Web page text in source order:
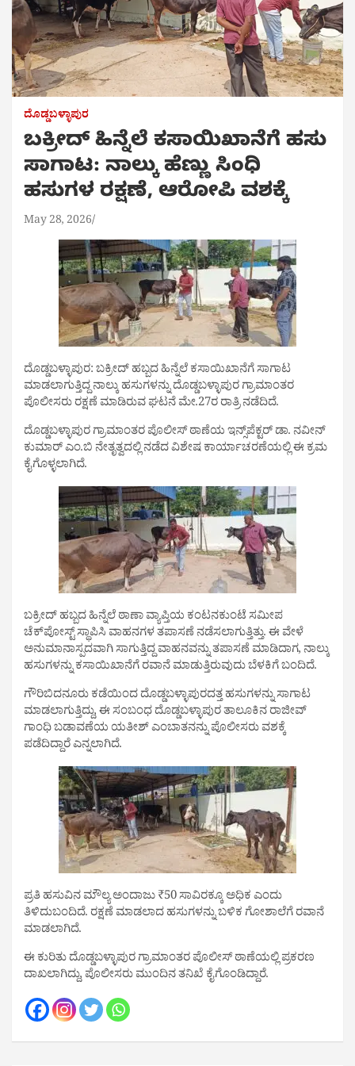
ದೊಡ್ಡಬಳ್ಳಾಪುರ
ಬಕ್ರೀದ್ ಹಿನ್ನೆಲೆ ಕಸಾಯಿಖಾನೆಗೆ ಹಸು
ಸಾಗಾಟ: ನಾಲ್ಕು ಹೆಣ್ಣು ಸಿಂಧಿ
ಹಸುಗಳ ರಕ್ಷಣೆ, ಆರೋಪಿ ವಶಕ್ಕೆ
May 28, 2026
ದೊಡ್ಡಬಳ್ಳಾಪುರ: ಬಕ್ರೀದ್ ಹಬ್ಬದ ಹಿನ್ನೆಲೆ ಕಸಾಯಿಖಾನೆಗೆ ಸಾಗಾಟ
ಮಾಡಲಾಗುತ್ತಿದ್ದ ನಾಲ್ಕು ಹಸುಗಳನ್ನು ದೊಡ್ಡಬಳ್ಳಾಪುರ ಗ್ರಾಮಾಂತರ
ಪೊಲೀಸರು ರಕ್ಷಣೆ ಮಾಡಿರುವ ಘಟನೆ ಮೇ.27ರ ರಾತ್ರಿ ನಡೆದಿದೆ.
ದೊಡ್ಡಬಳ್ಳಾಪುರ ಗ್ರಾಮಾಂತರ ಪೊಲೀಸ್ ಠಾಣೆಯ ಇನ್ಸ್‌ಪೆಕ್ಟರ್ ಡಾ. ನವೀನ್
ಕುಮಾರ್ ಎಂ.ಬಿ ನೇತೃತ್ವದಲ್ಲಿ ನಡೆದ ವಿಶೇಷ ಕಾರ್ಯಾಚರಣೆಯಲ್ಲಿ ಈ ಕ್ರಮ
ಕೈಗೊಳ್ಳಲಾಗಿದೆ.
ಬಕ್ರೀದ್ ಹಬ್ಬದ ಹಿನ್ನೆಲೆ ಠಾಣಾ ವ್ಯಾಪ್ತಿಯ ಕಂಟನಕುಂಟೆ ಸಮೀಪ
ಚೆಕ್‌ಪೋಸ್ಟ್ ಸ್ಥಾಪಿಸಿ ವಾಹನಗಳ ತಪಾಸಣೆ ನಡೆಸಲಾಗುತ್ತಿತ್ತು. ಈ ವೇಳೆ
ಅನುಮಾನಾಸ್ಪದವಾಗಿ ಸಾಗುತ್ತಿದ್ದ ವಾಹನವನ್ನು ತಪಾಸಣೆ ಮಾಡಿದಾಗ, ನಾಲ್ಕು
ಹಸುಗಳನ್ನು ಕಸಾಯಿಖಾನೆಗೆ ರವಾನೆ ಮಾಡುತ್ತಿರುವುದು ಬೆಳಕಿಗೆ ಬಂದಿದೆ.
ಗೌರಿಬಿದನೂರು ಕಡೆಯಿಂದ ದೊಡ್ಡಬಳ್ಳಾಪುರದತ್ತ ಹಸುಗಳನ್ನು ಸಾಗಾಟ
ಮಾಡಲಾಗುತ್ತಿದ್ದು, ಈ ಸಂಬಂಧ ದೊಡ್ಡಬಳ್ಳಾಪುರ ತಾಲೂಕಿನ ರಾಜೀವ್
ಗಾಂಧಿ ಬಡಾವಣೆಯ ಯತೀಶ್ ಎಂಬಾತನನ್ನು ಪೊಲೀಸರು ವಶಕ್ಕೆ
ಪಡೆದಿದ್ದಾರೆ ಎನ್ನಲಾಗಿದೆ.
ಪ್ರತಿ ಹಸುವಿನ ಮೌಲ್ಯ ಅಂದಾಜು ₹50 ಸಾವಿರಕ್ಕೂ ಅಧಿಕ ಎಂದು
ತಿಳಿದುಬಂದಿದೆ. ರಕ್ಷಣೆ ಮಾಡಲಾದ ಹಸುಗಳನ್ನು ಬಳಿಕ ಗೋಶಾಲೆಗೆ ರವಾನೆ
ಮಾಡಲಾಗಿದೆ.
ಈ ಕುರಿತು ದೊಡ್ಡಬಳ್ಳಾಪುರ ಗ್ರಾಮಾಂತರ ಪೊಲೀಸ್ ಠಾಣೆಯಲ್ಲಿ ಪ್ರಕರಣ
ದಾಖಲಾಗಿದ್ದು, ಪೊಲೀಸರು ಮುಂದಿನ ತನಿಖೆ ಕೈಗೊಂಡಿದ್ದಾರೆ.